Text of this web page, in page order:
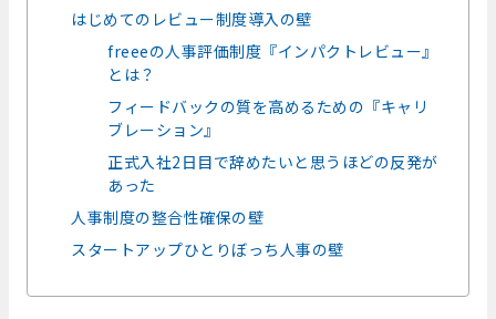
はじめてのレビュー制度導入の壁
freeeの人事評価制度『インパクトレビュー』
とは？
フィードバックの質を高めるための『キャリ
ブレーション』
正式入社2日目で辞めたいと思うほどの反発が
あった
人事制度の整合性確保の壁
スタートアップひとりぼっち人事の壁